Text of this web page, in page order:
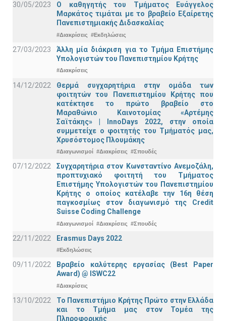
30/05/2023
Ο καθηγητής του Τμήματος Ευάγγελος
Μαρκάτος τιμάται με το βραβείο Εξαίρετης
Πανεπιστημιακής Διδασκαλίας
#Διακρίσεις #Εκδηλώσεις
27/03/2023
Άλλη μία διάκριση για το Τμήμα Επιστήμης
Υπολογιστών του Πανεπιστημίου Κρήτης
#Διακρίσεις
14/12/2022
Θερμά συγχαρητήρια στην ομάδα των
φοιτητών του Πανεπιστημίου Κρήτης που
κατέκτησε το πρώτο βραβείο στο
Μαραθώνιο Καινοτομίας «Αρτέμης
Σαϊτάκης» | InnoDays 2022, στην οποία
συμμετείχε ο φοιτητής του Τμήματός μας,
Χρυσόστομος Πλουμάκης
#Διαγωνισμοί #Διακρίσεις #Σπουδές
07/12/2022
Συγχαρητήρια στον Κωνσταντίνο Ανεμοζάλη,
προπτυχιακό φοιτητή του Τμήματος
Επιστήμης Υπολογιστών του Πανεπιστημίου
Κρήτης ο οποίος κατέλαβε την 16η θέση
παγκοσμίως στον διαγωνισμό της Credit
Suisse Coding Challenge
#Διαγωνισμοί #Διακρίσεις #Σπουδές
22/11/2022 Erasmus Days 2022
#Εκδηλώσεις
09/11/2022
Βραβείο καλύτερης εργασίας (Best Paper
Award) @ ISWC22
#Διακρίσεις
13/10/2022
Το Πανεπιστήμιο Κρήτης Πρώτο στην Ελλάδα
και το Τμήμα μας στον Τομέα της
Πληροφορικής